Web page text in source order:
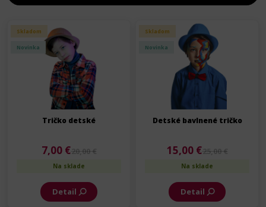
Skladom
Novinka
Tričko detské
7,00 € 20,00 €
Na sklade
Detail
Skladom
Novinka
Detské bavlnené tričko
15,00 € 25,00 €
Na sklade
Detail